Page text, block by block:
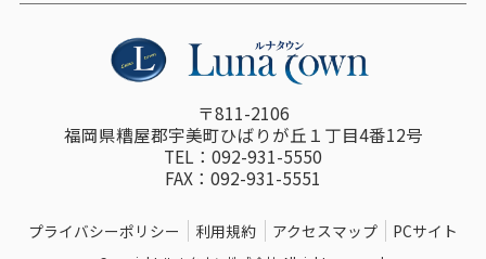
〒811-2106
福岡県糟屋郡宇美町ひばりが丘１丁目4番12号
TEL：092-931-5550
FAX：092-931-5551
プライバシーポリシー 利用規約 アクセスマップ PCサイト